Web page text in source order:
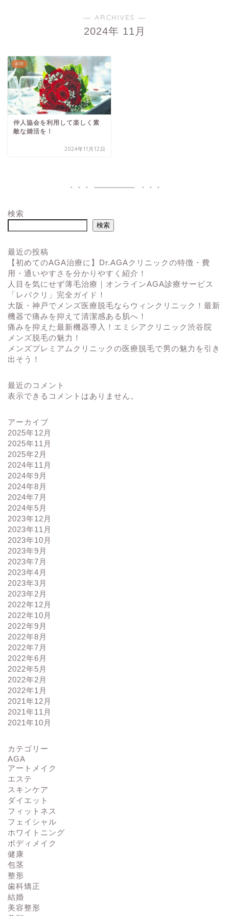
― ARCHIVES ―
2024年 11月
結婚
仲人協会を利用して楽しく素
敵な婚活を！
2024年11月12日
検索
検索
最近の投稿
【初めてのAGA治療に】Dr.AGAクリニックの特徴・費
用・通いやすさを分かりやすく紹介！
人目を気にせず薄毛治療｜オンラインAGA診療サービス
「レバクリ」完全ガイド！
大阪・神戸でメンズ医療脱毛ならウィンクリニック！最新
機器で痛みを抑えて清潔感ある肌へ！
痛みを抑えた最新機器導入！エミシアクリニック渋谷院
メンズ脱毛の魅力！
メンズプレミアムクリニックの医療脱毛で男の魅力を引き
出そう！
最近のコメント
表示できるコメントはありません。
アーカイブ
2025年12月
2025年11月
2025年2月
2024年11月
2024年9月
2024年8月
2024年7月
2024年5月
2023年12月
2023年11月
2023年10月
2023年9月
2023年7月
2023年4月
2023年3月
2023年2月
2022年12月
2022年10月
2022年9月
2022年8月
2022年7月
2022年6月
2022年5月
2022年2月
2022年1月
2021年12月
2021年11月
2021年10月
カテゴリー
AGA
アートメイク
エステ
スキンケア
ダイエット
フィットネス
フェイシャル
ホワイトニング
ボディメイク
健康
包茎
整形
歯科矯正
結婚
美容整形